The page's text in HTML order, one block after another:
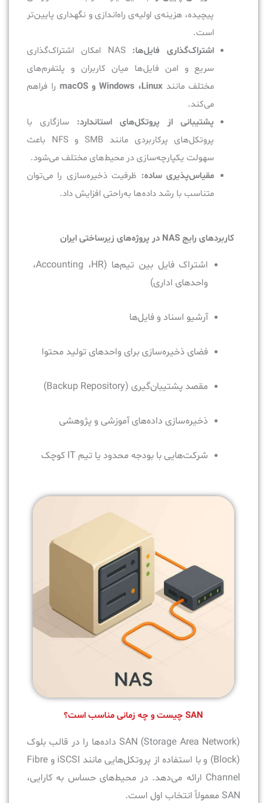
پیچیده، هزینه‌ی اولیه‌ی راه‌اندازی و نگهداری پایین‌تر
است.
اشتراک‌گذاری فایل‌ها:
NAS امکان اشتراک‌گذاری
سریع و امن فایل‌ها میان کاربران و پلتفرم‌های
مختلف مانند Windows ،Linux و macOS
را فراهم
می‌کند.
پشتیبانی از پروتکل‌های استاندارد: سازگاری با
پروتکل‌های پرکاربردی مانند SMB و NFS باعث
سهولت یکپارچه‌سازی در محیط‌های مختلف می‌شود.
مقیاس‌پذیری ساده: ظرفیت ذخیره‌سازی را می‌توان
متناسب با رشد داده‌ها به‌راحتی افزایش داد.
کاربردهای رایج NAS در پروژه‌های زیرساختی ایران
اشتراک فایل بین تیم‌ها (Accounting ،HR،
واحدهای اداری)
آرشیو اسناد و فایل‌ها
فضای ذخیره‌سازی برای واحدهای تولید محتوا
مقصد پشتیبان‌گیری (Backup Repository)
ذخیره‌سازی داده‌های آموزشی و پژوهشی
شرکت‌هایی با بودجه محدود یا تیم IT کوچک
SAN چیست و چه زمانی مناسب است؟
SAN (Storage Area Network) داده‌ها را در قالب بلوک
(Block) و با استفاده از پروتکل‌هایی مانند iSCSI و Fibre
Channel ارائه می‌دهد. در محیط‌های حساس به کارایی،
SAN معمولاً انتخاب اول است.